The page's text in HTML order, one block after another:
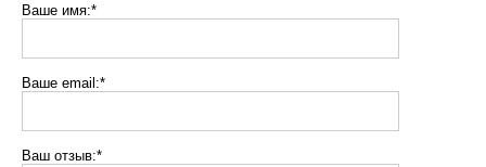
Ваше имя:*
Ваше email:*
Ваш отзыв:*